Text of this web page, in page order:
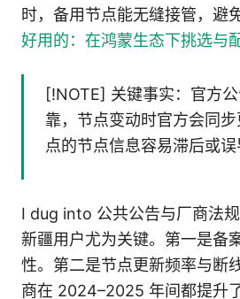
时，备用节点能无缝接管，避
好用的：在鸿蒙生态下挑选与
[!NOTE] 关键事实：官方
靠，节点变动时官方会同
点的节点信息容易滞后或误
I dug into 公共公告与厂商法
新疆用户尤为关键。第一是备
性。第二是节点更新频率与断
商在 2024–2025 年间都提升